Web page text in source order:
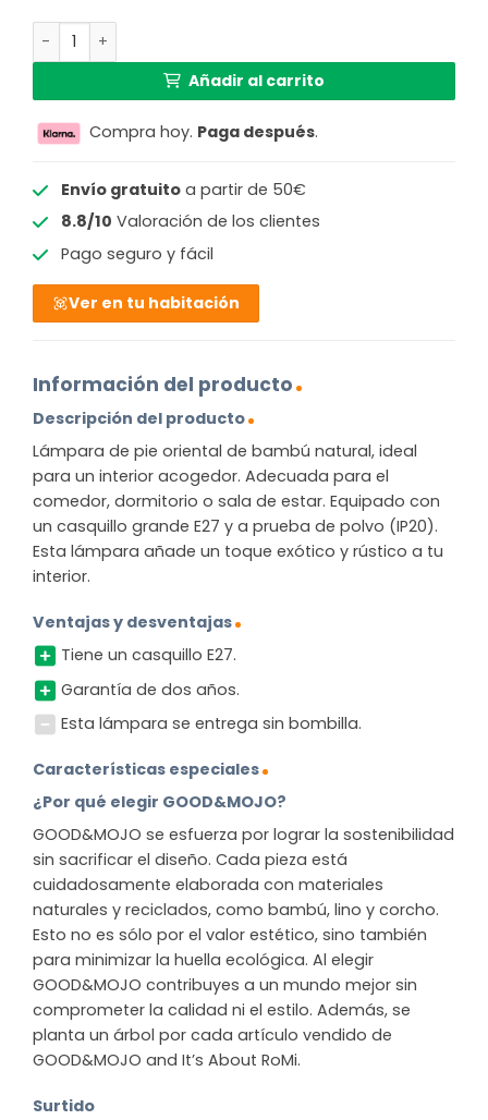
Lámpara de pie oriental de bambú natural GOOD &
Añadir al carrito
Compra hoy. Paga después.
Envío gratuitoa partir de 50€
8.8/10 Valoración de los clientes
Pago seguro y fácil
Ver en tu habitación
Información del producto
Descripción del producto
Lámpara de pie oriental de bambú natural, ideal
para un interior acogedor. Adecuada para el
comedor, dormitorio o sala de estar. Equipado con
un casquillo grande E27 y a prueba de polvo (IP20).
Esta lámpara añade un toque exótico y rústico a tu
interior.
Ventajas y desventajas
Tiene un casquillo E27.
Garantía de dos años.
Esta lámpara se entrega sin bombilla.
Características especiales
¿Por qué elegir GOOD&MOJO?
GOOD&MOJO se esfuerza por lograr la sostenibilidad
sin sacrificar el diseño. Cada pieza está
cuidadosamente elaborada con materiales
naturales y reciclados, como bambú, lino y corcho.
Esto no es sólo por el valor estético, sino también
para minimizar la huella ecológica. Al elegir
GOOD&MOJO contribuyes a un mundo mejor sin
comprometer la calidad ni el estilo. Además, se
planta un árbol por cada artículo vendido de
GOOD&MOJO and It’s About RoMi.
Surtido